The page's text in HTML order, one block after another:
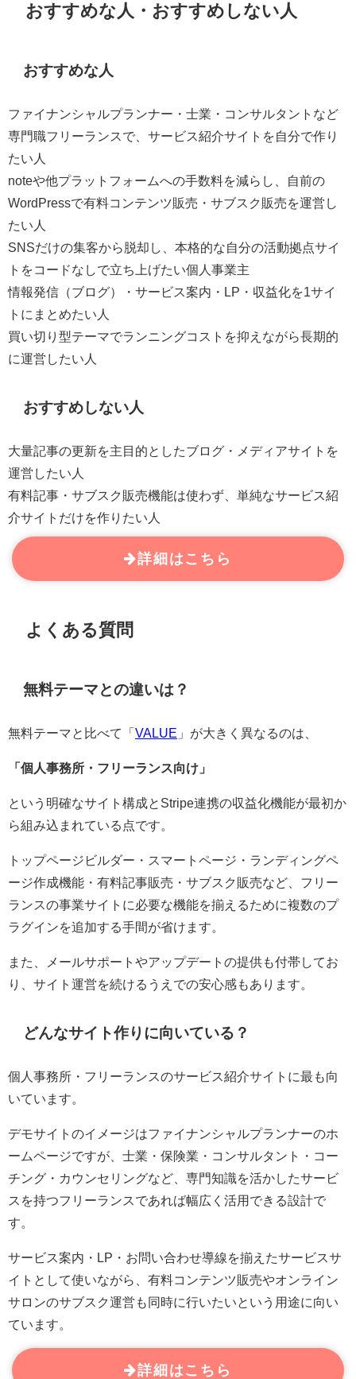
おすすめな人・おすすめしない人
おすすめな人
ファイナンシャルプランナー・士業・コンサルタントなど
専門職フリーランスで、サービス紹介サイトを自分で作り
たい人
noteや他プラットフォームへの手数料を減らし、自前の
WordPressで有料コンテンツ販売・サブスク販売を運営し
たい人
SNSだけの集客から脱却し、本格的な自分の活動拠点サイ
トをコードなしで立ち上げたい個人事業主
情報発信（ブログ）・サービス案内・LP・収益化を1サイ
トにまとめたい人
買い切り型テーマでランニングコストを抑えながら長期的
に運営したい人
おすすめしない人
大量記事の更新を主目的としたブログ・メディアサイトを
運営したい人
有料記事・サブスク販売機能は使わず、単純なサービス紹
介サイトだけを作りたい人
詳細はこちら
よくある質問
無料テーマとの違いは？
無料テーマと比べて「 VALUE 」が大きく異なるのは、
「個人事務所・フリーランス向け」
という明確なサイト構成とStripe連携の収益化機能が最初か
ら組み込まれている点です。
トップページビルダー・スマートページ・ランディングペ
ージ作成機能・有料記事販売・サブスク販売など、フリー
ランスの事業サイトに必要な機能を揃えるために複数のプ
ラグインを追加する手間が省けます。
また、メールサポートやアップデートの提供も付帯してお
り、サイト運営を続けるうえでの安心感もあります。
どんなサイト作りに向いている？
個人事務所・フリーランスのサービス紹介サイトに最も向
いています。
デモサイトのイメージはファイナンシャルプランナーのホ
ームページですが、士業・保険業・コンサルタント・コー
チング・カウンセリングなど、専門知識を活かしたサービ
スを持つフリーランスであれば幅広く活用できる設計で
す。
サービス案内・LP・お問い合わせ導線を揃えたサービスサ
イトとして使いながら、有料コンテンツ販売やオンライン
サロンのサブスク運営も同時に行いたいという用途に向い
ています。
詳細はこちら